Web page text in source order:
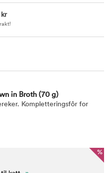
in Broth (70 g)
Kompletteringsfôr for
%